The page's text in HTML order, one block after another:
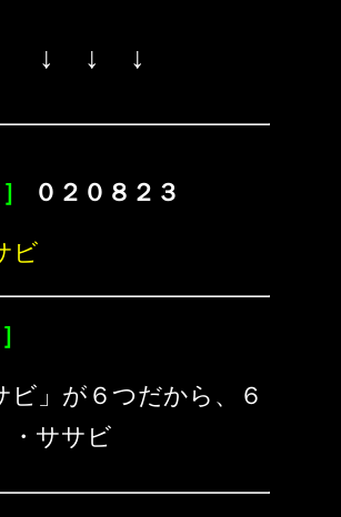
↓ ↓ ↓
０２０８２３
ビ
ビ」が６つだから、６
・ササビ